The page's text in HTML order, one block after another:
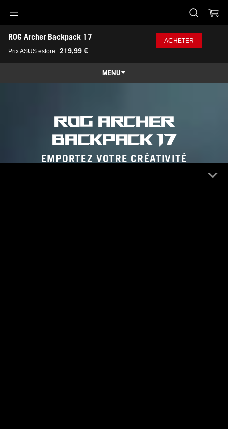
Accessibility links
Skip to content
Accessibility Help
Skip to Menu
ASUS Footer
ROG Archer Backpack 17
Prix ASUS estore 219,99 €
ACHETER
MENU
Récompenses
ROG ARCHER
BACKPACK 17
EMPORTEZ VOTRE CRÉATIVITÉ